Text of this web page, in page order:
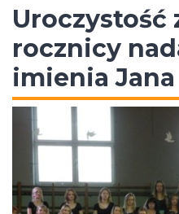
Uroczystość
rocznicy
imienia Jana